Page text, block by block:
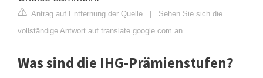
Antrag auf Entfernung der Quelle | Sehen Sie sich die
vollständige Antwort auf translate.google.com an
Was sind die IHG-Prämienstufen?